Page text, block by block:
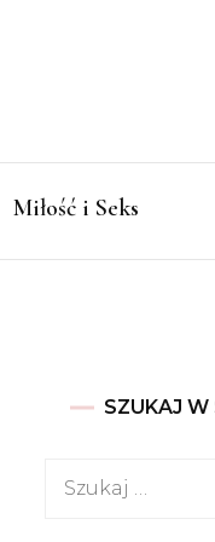
Miłość i Seks
SZUKAJ W
Szukaj: